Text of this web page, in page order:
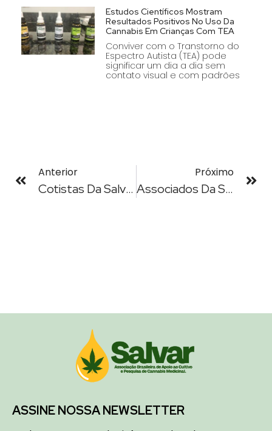
Estudos Científicos Mostram
Resultados Positivos No Uso Da
Cannabis Em Crianças Com TEA
Conviver com o Transtorno do
Espectro Autista (TEA) pode
significar um dia a dia sem
contato visual e com padrões
Anterior
Cotistas Da Salvar Convivem Com O Desespero Por Medo Da Falta De Medicação
Próximo
Associados Da Salvar-SE Conquistam Melhor Qualidade De Vida Com Cannabis
ASSINE NOSSA NEWSLETTER